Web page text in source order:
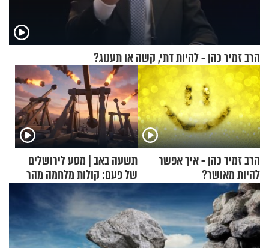
הרב זמיר כהן - להיות דתי, קשה או תענוג?
הרב זמיר כהן - איך אפשר
להיות מאושר?
תשעה באב | מסע לירושלים
של פעם: קולות מלחמה מהר
הזיתים